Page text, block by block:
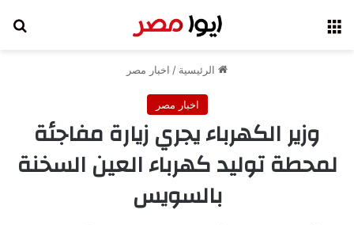
الرئيسية / اخبار مصر
اخبار مصر
وزير الكهرباء يجري زيارة مفاجئة
لمحطة توليد كهرباء العين السخنة
بالسويس